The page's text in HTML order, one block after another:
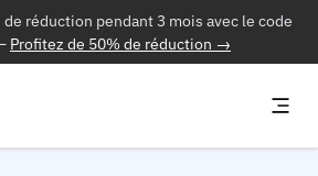
réduction pendant 3 mois avec le code
Profitez de 50% de réduction →